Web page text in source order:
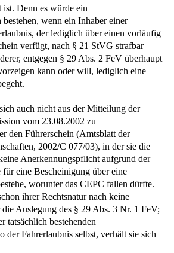
ist. Denn es würde ein
wenn ein Inhaber einer
der lediglich über einen vorläufig
verfügt, nach § 21 StVG strafbar
entgegen § 29 Abs. 2 FeV überhaupt
kann oder will, lediglich eine
auch nicht aus der Mitteilung der
vom 23.08.2002 zu
den Führerschein (Amtsblatt der
2002/C 077/03), in der sie die
Anerkennungspflicht aufgrund der
eine Bescheinigung über eine
worunter das CEPC fallen dürfte.
ihrer Rechtsnatur nach keine
Auslegung des § 29 Abs. 3 Nr. 1 FeV;
tatsächlich bestehenden
der Fahrerlaubnis selbst, verhält sie sich